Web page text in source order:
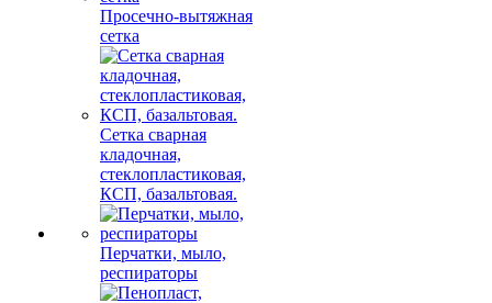
Просечно-вытяжная
сетка
Сетка сварная
кладочная,
стеклопластиковая,
КСП, базальтовая.
Перчатки, мыло,
респираторы